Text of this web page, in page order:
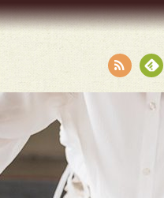
RSS Fee
dly